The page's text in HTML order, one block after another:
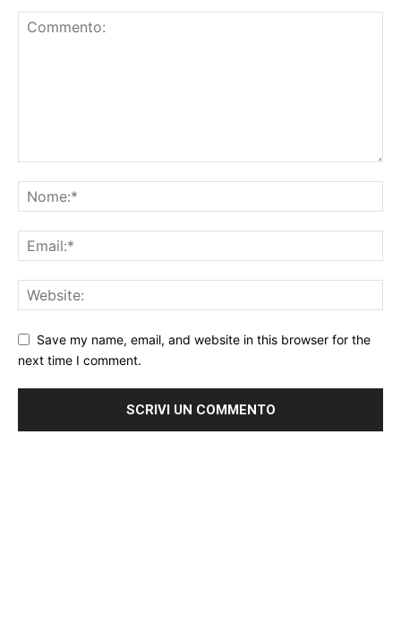
Save my name, email, and website in this browser for the
next time I comment.